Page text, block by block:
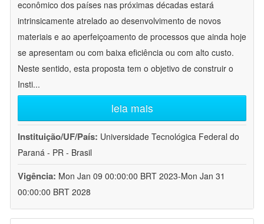
econômico dos países nas próximas décadas estará
intrinsicamente atrelado ao desenvolvimento de novos
materiais e ao aperfeiçoamento de processos que ainda hoje
se apresentam ou com baixa eficiência ou com alto custo.
Neste sentido, esta proposta tem o objetivo de construir o
Insti...
leia mais
Instituição/UF/País: Universidade Tecnológica Federal do
Paraná - PR - Brasil
Vigência: Mon Jan 09 00:00:00 BRT 2023-Mon Jan 31
00:00:00 BRT 2028